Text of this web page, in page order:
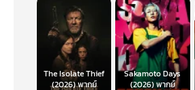
The Isolate Thief
(2026) พากย์
Sakamoto Days
(2026) พากย์